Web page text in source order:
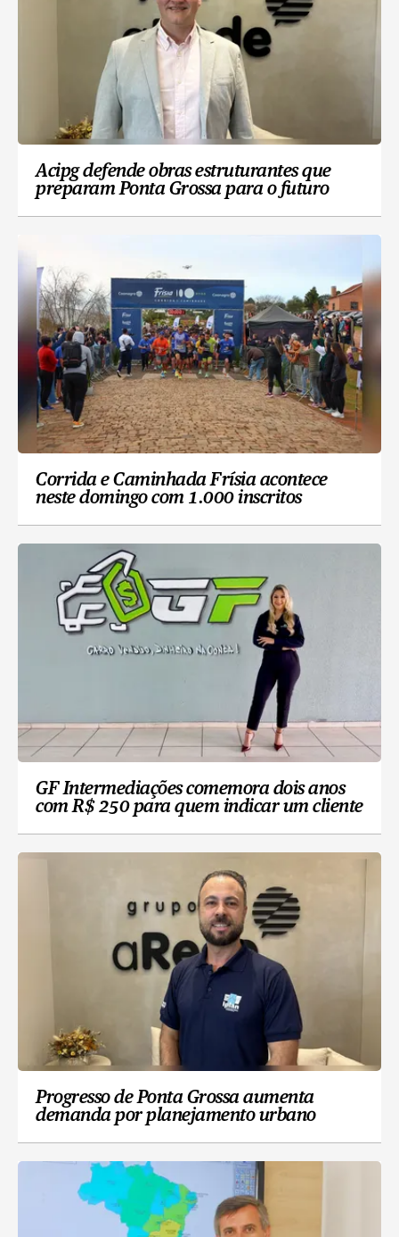
Acipg defende obras estruturantes que
preparam Ponta Grossa para o futuro
Corrida e Caminhada Frísia acontece
neste domingo com 1.000 inscritos
GF Intermediações comemora dois anos
com R$ 250 para quem indicar um cliente
Progresso de Ponta Grossa aumenta
demanda por planejamento urbano